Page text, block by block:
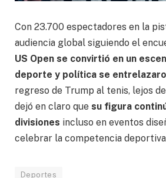
Con 23.700 espectadores en la
audiencia global siguiendo el
US Open se convirtió en un
deporte y política se
regreso de Trump al tenis, lejos
dejó en claro que su figura
divisiones incluso en eventos
celebrar la competencia
Deportes